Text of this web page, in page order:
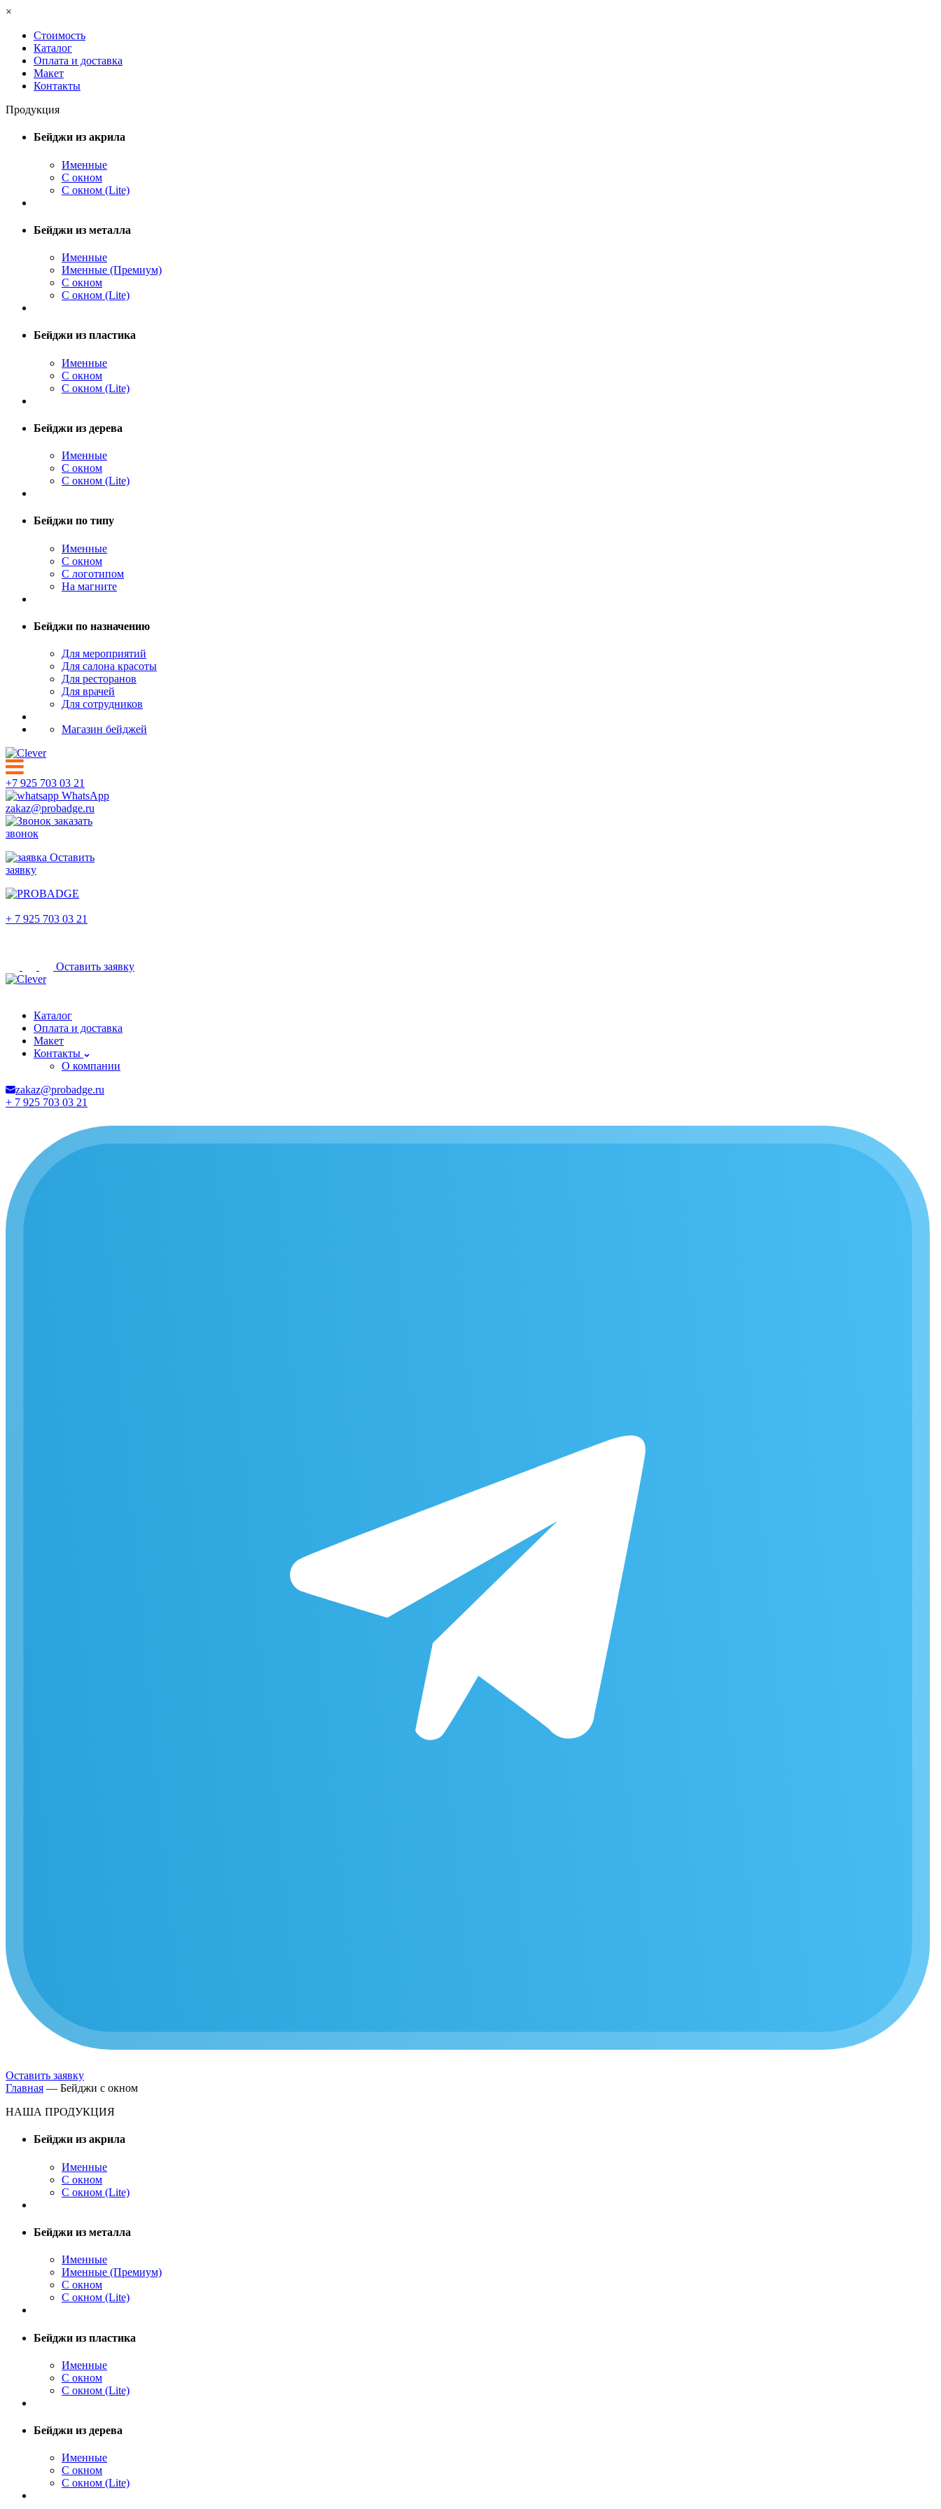
×
Стоимость
Каталог
Оплата и доставка
Макет
Контакты
Продукция
Бейджи из акрила
Именные
С окном
С окном (Lite)
Бейджи из металла
Именные
Именные (Премиум)
С окном
С окном (Lite)
Бейджи из пластика
Именные
С окном
С окном (Lite)
Бейджи из дерева
Именные
С окном
С окном (Lite)
Бейджи по типу
Именные
С окном
С логотипом
На магните
Бейджи по назначению
Для мероприятий
Для салона красоты
Для ресторанов
Для врачей
Для сотрудников
Магазин бейджей
+7 925 703 03 21
WhatsApp
zakaz@probadge.ru
заказать
звонок
Оставить
заявку
+ 7 925 703 03 21
Оставить заявку
Каталог
Оплата и доставка
Макет
Контакты
О компании
zakaz@probadge.ru
+ 7 925 703 03 21
Оставить заявку
Главная — Бейджи с окном
НАША ПРОДУКЦИЯ
Бейджи из акрила
Именные
С окном
С окном (Lite)
Бейджи из металла
Именные
Именные (Премиум)
С окном
С окном (Lite)
Бейджи из пластика
Именные
С окном
С окном (Lite)
Бейджи из дерева
Именные
С окном
С окном (Lite)